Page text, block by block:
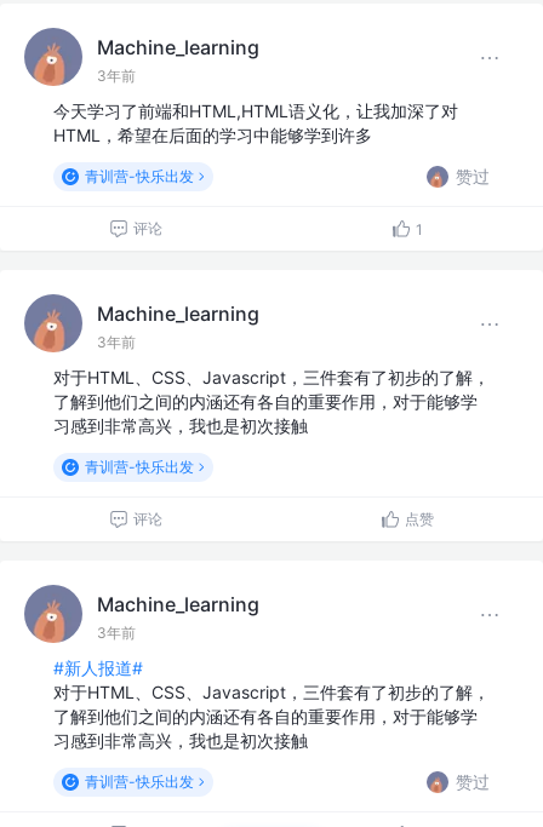
Machine_learning
3年前
今天学习了前端和HTML,HTML语义化，让我加深了对
HTML，希望在后面的学习中能够学到许多
青训营-快乐出发 赞过
评论 1
Machine_learning
3年前
对于HTML、CSS、Javascript，三件套有了初步的了解，
了解到他们之间的内涵还有各自的重要作用，对于能够学
习感到非常高兴，我也是初次接触
青训营-快乐出发
评论 点赞
Machine_learning
3年前
#新人报道#
对于HTML、CSS、Javascript，三件套有了初步的了解，
了解到他们之间的内涵还有各自的重要作用，对于能够学
习感到非常高兴，我也是初次接触
青训营-快乐出发 赞过